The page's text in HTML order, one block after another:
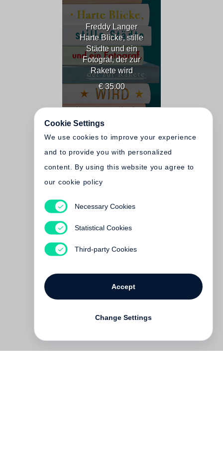
Freddy Langer
Harte Blicke, stille
Städte und ein
Fotograf, der zur
Rakete wird
€ 35.00
Thomas Hoepker
The Way It Was. Road Trips
USA
Out of print
Cookie Settings
We use cookies to improve your experience
and to provide you with personalized
content. By using this website you agree to
our cookie policy
Necessary Cookies
Statistical Cookies
Third-party Cookies
Accept
Change Settings